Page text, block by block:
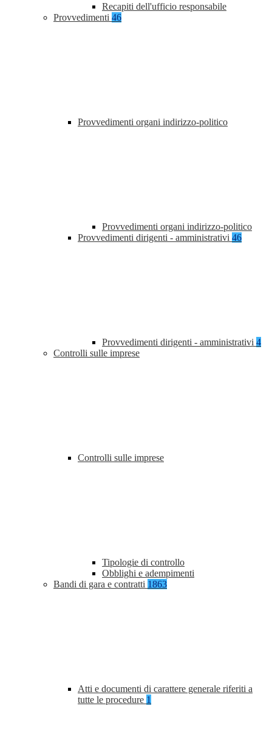
Recapiti dell'ufficio responsabile
Provvedimenti 46
Provvedimenti organi indirizzo-politico
Provvedimenti organi indirizzo-politico
Provvedimenti dirigenti - amministrativi 46
Provvedimenti dirigenti - amministrativi 4
Controlli sulle imprese
Controlli sulle imprese
Tipologie di controllo
Obblighi e adempimenti
Bandi di gara e contratti 1863
Atti e documenti di carattere generale riferiti a
tutte le procedure 1